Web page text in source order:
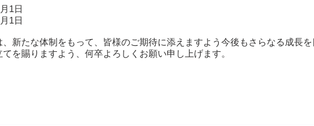
1日
1日
新たな体制をもって、皆様のご期待に添えますよう今後もさらなる成長
を賜りますよう、何卒よろしくお願い申し上げます。